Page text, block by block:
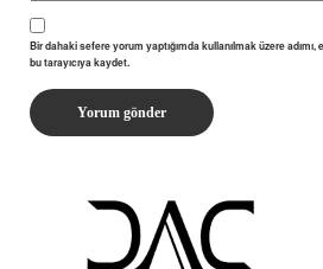
Bir dahaki sefere yorum yaptığımda kullanılmak üzere
bu tarayıcıya kaydet.